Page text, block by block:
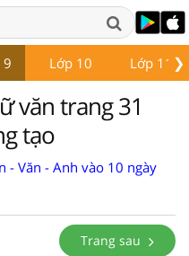
❯
9 Lớp 10 Lớp 11
văn trang 31
tạo
- Văn - Anh vào 10 ngày
Trang sau